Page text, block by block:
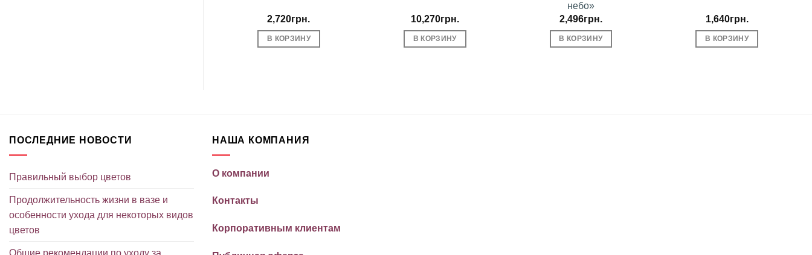
2,720грн.
В КОРЗИНУ
10,270грн.
В КОРЗИНУ
небо»
2,496грн.
В КОРЗИНУ
1,640грн.
В КОРЗИНУ
ПОСЛЕДНИЕ НОВОСТИ
Правильный выбор цветов
Продолжительность жизни в вазе и
особенности ухода для некоторых видов
цветов
Общие рекомендации по уходу за
НАША КОМПАНИЯ
О компании
Контакты
Корпоративным клиентам